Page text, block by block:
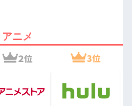
アニメ